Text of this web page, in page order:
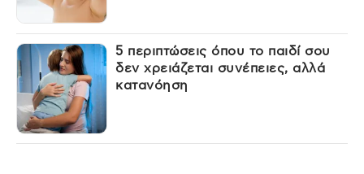
5 περιπτώσεις όπου το παιδί σου
δεν χρειάζεται συνέπειες, αλλά
κατανόηση